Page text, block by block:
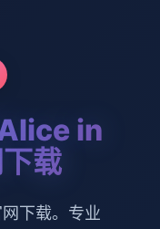
in
载
下载。专业